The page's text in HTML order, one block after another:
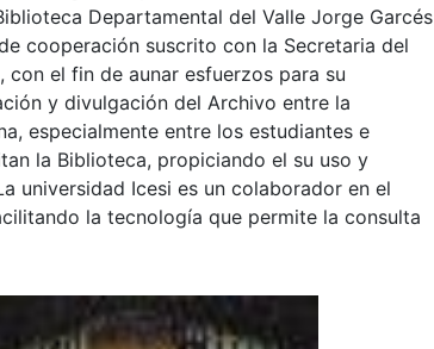
Departamental del Valle Jorge Garcés
cooperación suscrito con la Secretaria del
con el fin de aunar esfuerzos para su
y divulgación del Archivo entre la
especialmente entre los estudiantes e
la Biblioteca, propiciando el su uso y
universidad Icesi es un colaborador en el
la tecnología que permite la consulta